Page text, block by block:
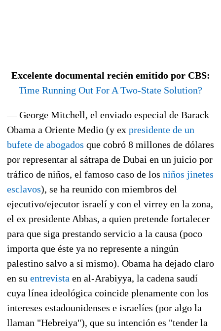
Excelente documental recién emitido por CBS:
Time Running Out For A Two-State Solution?
— George Mitchell, el enviado especial de Barack
Obama a Oriente Medio (y ex presidente de un
bufete de abogados que cobró 8 millones de dólares
por representar al sátrapa de Dubai en un juicio por
tráfico de niños, el famoso caso de los niños jinetes
esclavos), se ha reunido con miembros del
ejecutivo/ejecutor israelí y con el virrey en la zona,
el ex presidente Abbas, a quien pretende fortalecer
para que siga prestando servicio a la causa (poco
importa que éste ya no represente a ningún
palestino salvo a sí mismo). Obama ha dejado claro
en su entrevista en al-Arabiyya, la cadena saudí
cuya línea ideológica coincide plenamente con los
intereses estadounidenses e israelíes (por algo la
llaman "Hebreiya"), que su intención es "tender la